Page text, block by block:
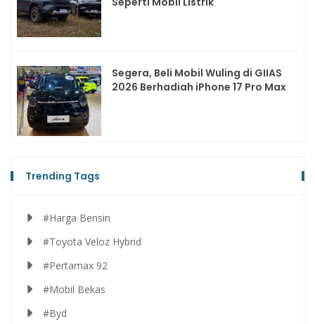
Segera, Beli Mobil Wuling di GIIAS
2026 Berhadiah iPhone 17 Pro Max
Trending Tags
#Harga Bensin
#Toyota Veloz Hybrid
#Pertamax 92
#Mobil Bekas
#Byd